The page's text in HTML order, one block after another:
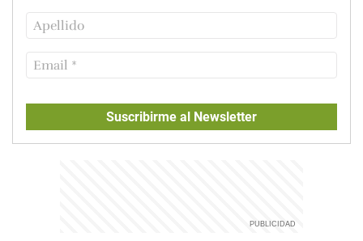
Suscribirme al Newsletter